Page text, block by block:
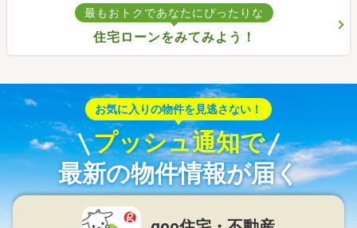
最もおトクであなたにぴったりな
住宅ローンをみてみよう！
お気に入りの物件を見逃さない！
プッシュ通知で
最新の物件情報が届く